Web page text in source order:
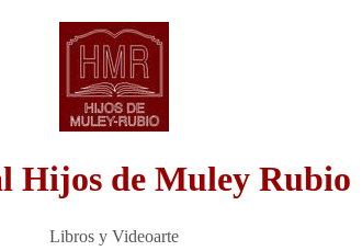
Hijos de Muley Rubio
Libros y Videoarte